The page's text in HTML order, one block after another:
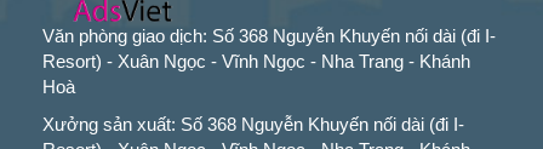
Văn phòng giao dịch: Số 368 Nguyễn Khuyến nối dài (đi I-
Resort) - Xuân Ngọc - Vĩnh Ngọc - Nha Trang - Khánh
Hoà
Xưởng sản xuất: Số 368 Nguyễn Khuyến nối dài (đi I-